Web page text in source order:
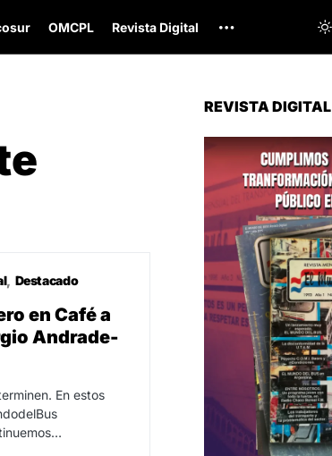
OMCPL Revista Digital
Destacado
en Café a
Andrade-
En estos
REVISTA DIGITAL